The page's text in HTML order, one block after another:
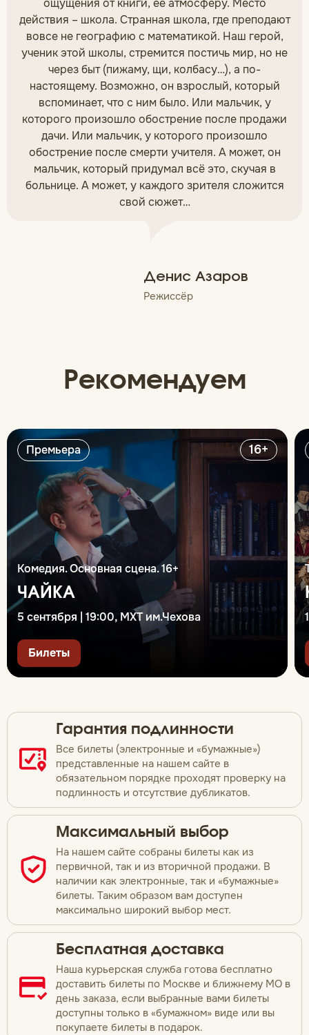
Денис Азаров
Режиссёр
действия – школа. Странная школа, где преподают
вовсе не географию с математикой. Наш герой,
ученик этой школы, стремится постичь мир, но не
через быт (пижаму, щи, колбасу…), а по-
настоящему. Возможно, он взрослый, который
вспоминает, что с ним было. Или мальчик, у
которого произошло обострение после продажи
дачи. Или мальчик, у которого произошло
обострение после смерти учителя. А может, он
мальчик, который придумал всё это, скучая в
больнице. А может, у каждого зрителя сложится
свой сюжет…
Рекомендуем
Премьера 16+
Комедия. Основная сцена. 16+
ЧАЙКА
5 сентября | 19:00, МХТ им.Чехова
Билеты
Гарантия подлинности
Все билеты (электронные и «бумажные»)
представленные на нашем сайте в
обязательном порядке проходят проверку на
подлинность и отсутствие дубликатов.
Максимальный выбор
На нашем сайте собраны билеты как из
первичной, так и из вторичной продажи. В
наличии как электронные, так и «бумажные»
билеты. Таким образом вам доступен
максимально широкий выбор мест.
Бесплатная доставка
Наша курьерская служба готова бесплатно
доставить билеты по Москве и ближнему МО в
день заказа, если выбранные вами билеты
доступны только в «бумажном» виде или вы
покупаете билеты в подарок.